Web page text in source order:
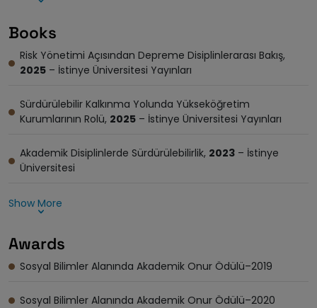
Books
Risk Yönetimi Açısından Depreme Disiplinlerarası Bakış,
2025 – İstinye Üniversitesi Yayınları
Sürdürülebilir Kalkınma Yolunda Yükseköğretim
Kurumlarının Rolü, 2025 – İstinye Üniversitesi Yayınları
Akademik Disiplinlerde Sürdürülebilirlik, 2023 – İstinye
Üniversitesi
Show More
Awards
Sosyal Bilimler Alanında Akademik Onur Ödülü–2019
Sosyal Bilimler Alanında Akademik Onur Ödülü–2020